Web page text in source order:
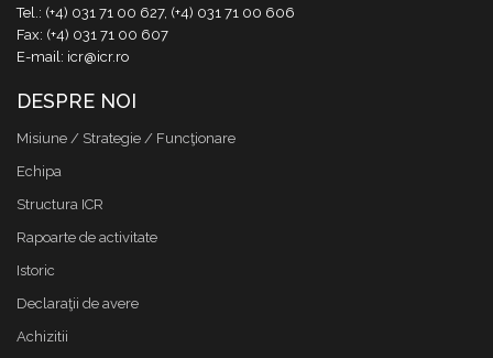
Tel.: (+4) 031 71 00 627, (+4) 031 71 00 606
Fax: (+4) 031 71 00 607
E-mail: icr@icr.ro
DESPRE NOI
Misiune / Strategie / Funcţionare
Echipa
Structura ICR
Rapoarte de activitate
Istoric
Declaraţii de avere
Achizitii